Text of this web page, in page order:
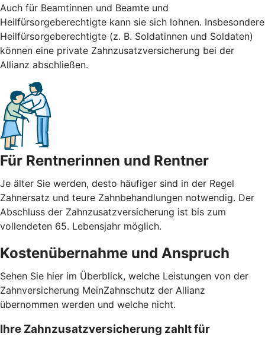
Auch für Beamtinnen und Beamte und
Heilfürsorgeberechtigte kann sie sich lohnen. Insbesondere
Heilfürsorgeberechtigte (z. B. Soldatinnen und Soldaten)
können eine private Zahnzusatzversicherung bei der
Allianz abschließen.
Für Rentnerinnen und Rentner
Je älter Sie werden, desto häufiger sind in der Regel
Zahnersatz und teure Zahnbehandlungen notwendig. Der
Abschluss der Zahnzusatzversicherung ist bis zum
vollendeten 65. Lebensjahr möglich.
Kostenübernahme und Anspruch
Sehen Sie hier im Überblick, welche Leistungen von der
Zahnversicherung MeinZahnschutz der Allianz
übernommen werden und welche nicht.
Ihre Zahnzusatzversicherung zahlt für